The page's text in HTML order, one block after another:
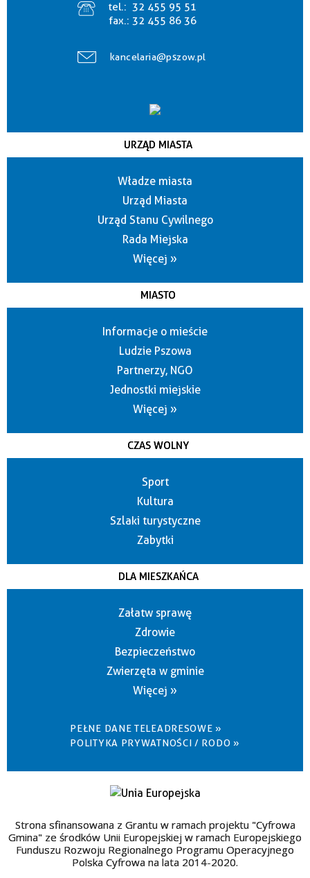
tel.: 32 455 95 51
fax.: 32 455 86 36
kancelaria@pszow.pl
URZĄD MIASTA
Władze miasta
Urząd Miasta
Urząd Stanu Cywilnego
Rada Miejska
Więcej »
MIASTO
Informacje o mieście
Ludzie Pszowa
Partnerzy, NGO
Jednostki miejskie
Więcej »
CZAS WOLNY
Sport
Kultura
Szlaki turystyczne
Zabytki
DLA MIESZKAŃCA
Załatw sprawę
Zdrowie
Bezpieczeństwo
Zwierzęta w gminie
Więcej »
PEŁNE DANE TELEADRESOWE »
POLITYKA PRYWATNOŚCI / RODO »
Strona sfinansowana z Grantu w ramach projektu "Cyfrowa
Gmina" ze środków Unii Europejskiej w ramach Europejskiego
Funduszu Rozwoju Regionalnego Programu Operacyjnego
Polska Cyfrowa na lata 2014-2020.